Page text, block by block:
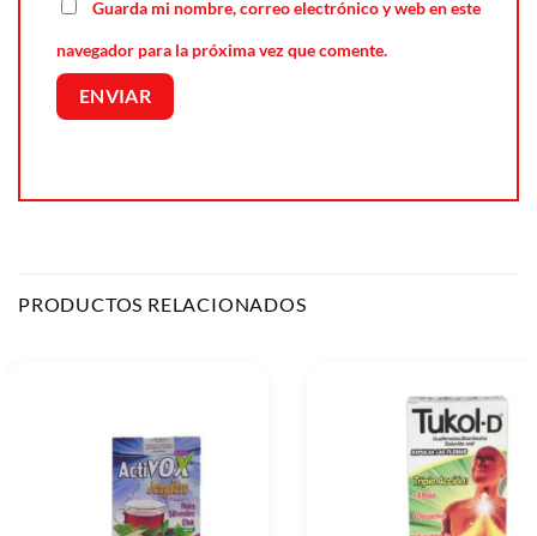
Guarda mi nombre, correo electrónico y web en este
navegador para la próxima vez que comente.
PRODUCTOS RELACIONADOS